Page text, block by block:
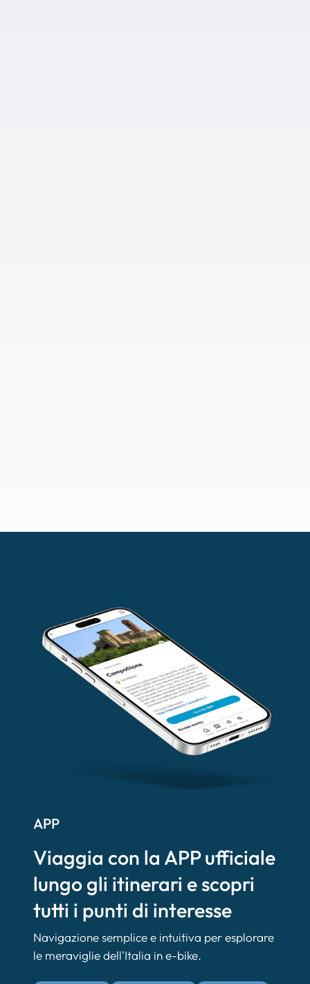
APP
Viaggia con la APP ufficiale
lungo gli itinerari e scopri
tutti i punti di interesse
Navigazione semplice e intuitiva per esplorare
le meraviglie dell'Italia in e-bike.